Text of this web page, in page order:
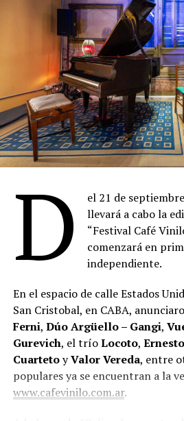
D
el 21 de
llevará a cabo la
“Festival Café
comenzará en
independiente.
En el espacio de calle Estados
San Cristobal, en CABA,
Ferni, Dúo Argüello – Gangi,
Gurevich, el tríoLocoto,
CuartetoyValor Vereda, entre
populares ya se encuentran a la
www.cafevinilo.com.ar.